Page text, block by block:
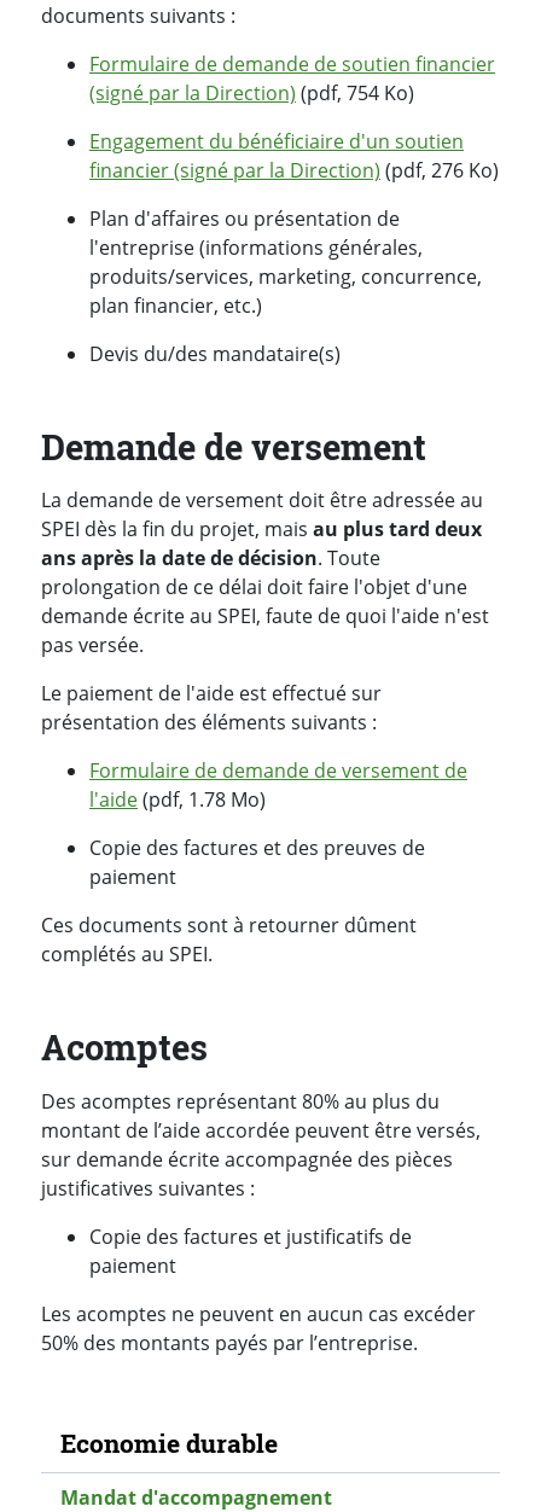
documents suivants :
Formulaire de demande de soutien financier
(signé par la Direction) (pdf, 754 Ko)
Engagement du bénéficiaire d'un soutien
financier (signé par la Direction) (pdf, 276 Ko)
Plan d'affaires ou présentation de
l'entreprise (informations générales,
produits/services, marketing, concurrence,
plan financier, etc.)
Devis du/des mandataire(s)
Demande de versement
La demande de versement doit être adressée au
SPEI dès la fin du projet, mais au plus tard deux
ans après la date de décision. Toute
prolongation de ce délai doit faire l'objet d'une
demande écrite au SPEI, faute de quoi l'aide n'est
pas versée.
Le paiement de l'aide est effectué sur
présentation des éléments suivants :
Formulaire de demande de versement de
l'aide(pdf, 1.78 Mo)
Copie des factures et des preuves de
paiement
Ces documents sont à retourner dûment
complétés au SPEI.
Acomptes
Des acomptes représentant 80% au plus du
montant de l’aide accordée peuvent être versés,
sur demande écrite accompagnée des pièces
justificatives suivantes :
Copie des factures et justificatifs de
paiement
Les acomptes ne peuvent en aucun cas excéder
50% des montants payés par l’entreprise.
Navigation secondaire
Economie durable
Mandat d'accompagnement